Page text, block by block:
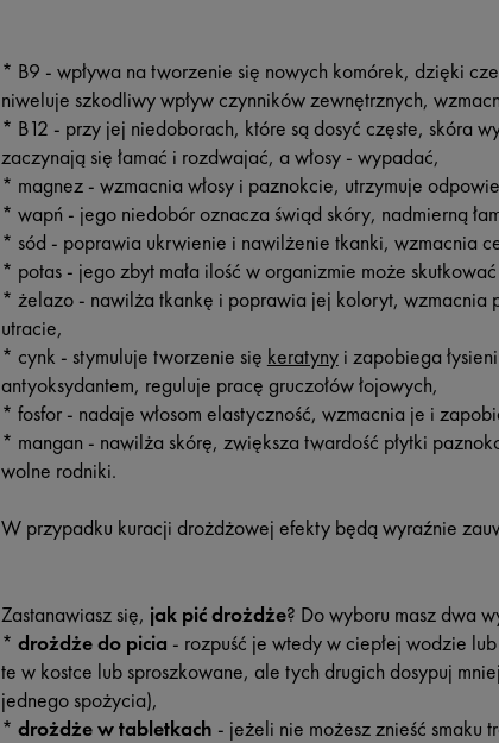
* B9 - wpływa na tworzenie się nowych komórek, dzięki
niweluje szkodliwy wpływ czynników zewnętrznych,
* B12 - przy jej niedoborach, które są dosyć częste, skóra
zaczynają się łamać i rozdwajać, a włosy - wypadać,
* magnez - wzmacnia włosy i paznokcie, utrzymuje
* wapń - jego niedobór oznacza świąd skóry, nadmierną
* sód - poprawia ukrwienie i nawilżenie tkanki, wzmacnia
* potas - jego zbyt mała ilość w organizmie może
* żelazo - nawilża tkankę i poprawia jej koloryt, wzmacnia
utracie,
* cynk - stymuluje tworzenie się keratynyi zapobiega
antyoksydantem, reguluje pracę gruczołów łojowych,
* fosfor - nadaje włosom elastyczność, wzmacnia je i
* mangan - nawilża skórę, zwiększa twardość płytki
wolne rodniki.
W przypadku kuracji drożdżowej efekty będą wyraźnie
Zastanawiasz się, jak pić drożdże? Do wyboru masz dwa
* drożdże do picia - rozpuść je wtedy w ciepłej wodzie
te w kostce lub sproszkowane, ale tych drugich dosypuj
jednego spożycia),
* drożdże w tabletkach - jeżeli nie możesz znieść smaku